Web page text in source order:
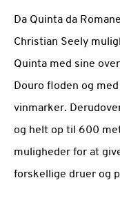
Da Quinta da
Christian Seely
Quinta med sine
Douro floden og
vinmarker.
og helt op til 600
muligheder for at
forskellige druer og